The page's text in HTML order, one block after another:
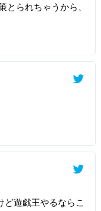
とられちゃうから、
遊戯王やるならこ